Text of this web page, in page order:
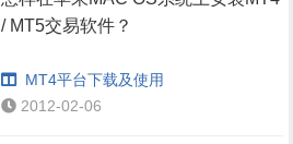
/ MT5交易软件？
MT4平台下载及使用
2012-02-06